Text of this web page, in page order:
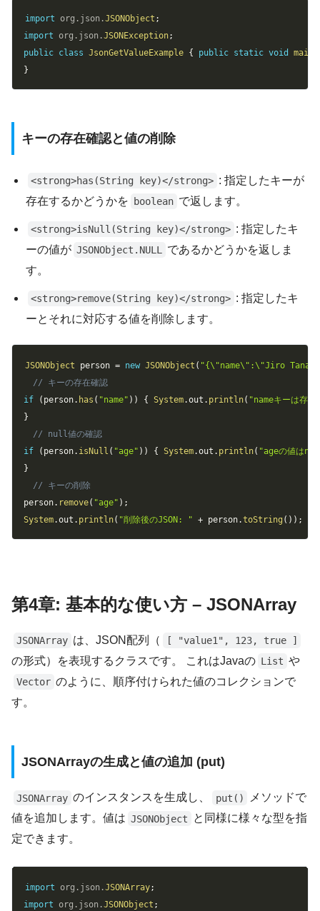
import org . json .JSONObject ;
import org . json .JSONException;
public class JsonGetValueExample { public static void main
}
キーの存在確認と値の削除
<strong>has(String key)</strong> : 指定したキーが
存在するかどうかを
boolean で返します。
<strong>isNull(String key)</strong> : 指定したキ
ーの値が JSONObject.NULL であるかどうかを返しま
す。
<strong>remove(String key)</strong> : 指定したキ
ーとそれに対応する値を削除します。
JSONObject person = new JSONObject ( "{\"name\":\"Jiro
// キーの存在確認
if
( person. has ( "name" ) ) { System.out . println( "nameキーは存
}
// null値の確認
if
( person. isNull ( "age" ) ) { System.out . println( "ageの値は
}
// キーの削除
person. remove( "age" ) ;
System.out . println( "削除後のJSON: " + person.toString ( ) ) ;
第4章: 基本的な使い方 – JSONArray
JSONArray は、JSON配列（ [ "value1", 123, true ]
の形式）を表現するクラスです。 これはJavaの List や
Vector のように、順序付けられた値のコレクションで
す。
JSONArrayの生成と値の追加 (put)
JSONArray のインスタンスを生成し、 put()
メソッドで
値を追加します。値は JSONObject
と同様に様々な型を指
定できます。
import org . json .JSONArray;
import org . json .JSONObject ;